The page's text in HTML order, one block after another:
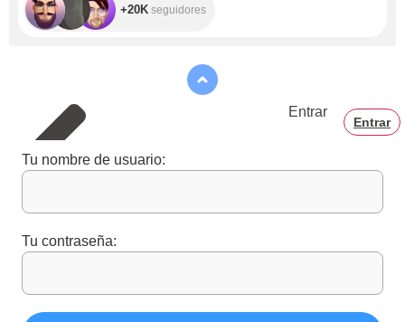
+20K seguidores
Entrar
Entrar
Tu nombre de usuario:
Tu contraseña: